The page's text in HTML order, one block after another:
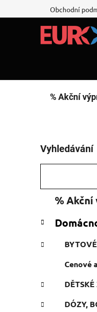
na
Obchodní
% Akční
o
s
r
n
í
n
e
l
Vyhledávání
kategorie
e
o
e
%
Cenové
DÓZY,